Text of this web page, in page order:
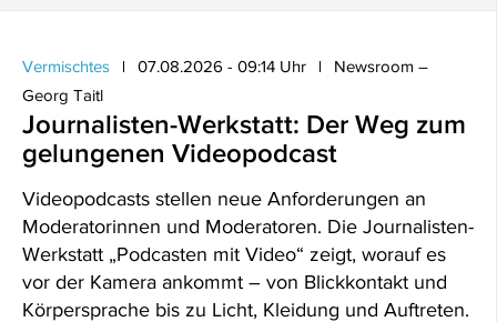
Vermischtes 07.08.2026 - 09:14 Uhr
Newsroom –
Georg Taitl
Journalisten-Werkstatt: Der Weg zum
gelungenen Videopodcast
Videopodcasts stellen neue Anforderungen an
Moderatorinnen und Moderatoren. Die Journalisten-
Werkstatt „Podcasten mit Video“ zeigt, worauf es
vor der Kamera ankommt – von Blickkontakt und
Körpersprache bis zu Licht, Kleidung und Auftreten.